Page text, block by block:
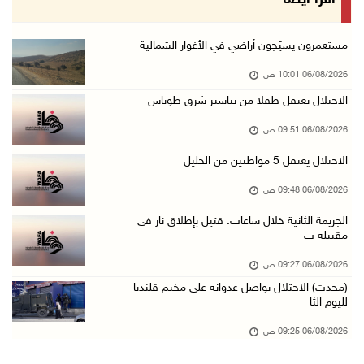
الاحتلال يعتقل 4 مواطنين من محافظة نابلس
06/آب/2026 08:36 ص
الاحتلال يقتحم قلقيلية وعزون عتمة وبيت أمين
تواصل انتهاكات الاحتلال ومستعمريه: إصابات واع ...
05/آب/2026 11:08 م
إصابات وإحراق مساكن في هجوم للمستعمرين على ال ...
مستعمرون يسيّجون أراضي في الأغوار الشمالية
06/08/2026 10:01 ص
الاحتلال يعتقل طفلا من تياسير شرق طوباس
06/08/2026 09:51 ص
الاحتلال يعتقل 5 مواطنين من الخليل
06/08/2026 09:48 ص
الجريمة الثانية خلال ساعات: قتيل بإطلاق نار في
مقيبلة ب
06/08/2026 09:27 ص
(محدث) الاحتلال يواصل عدوانه على مخيم قلنديا
لليوم الثا
06/08/2026 09:25 ص